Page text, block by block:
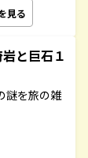
見る
と巨石１
謎を旅の雑